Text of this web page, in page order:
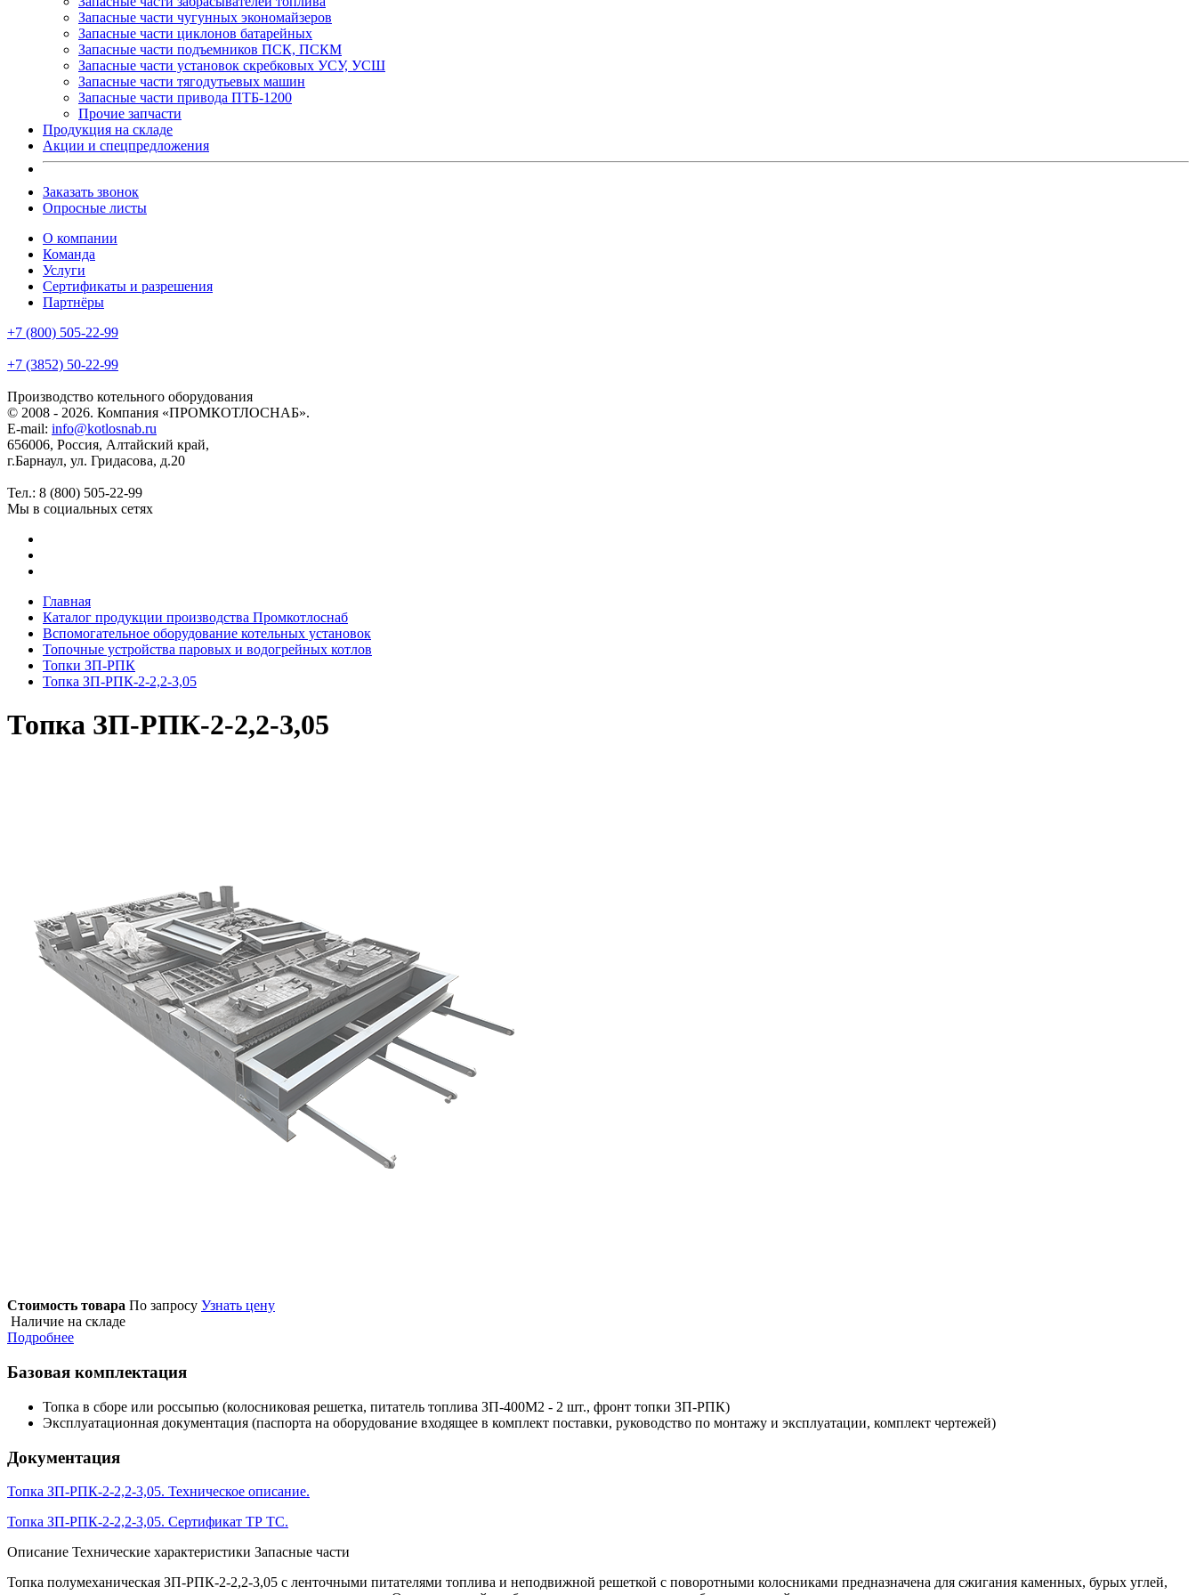
Запасные части чугунных экономайзеров
Запасные части циклонов батарейных
Запасные части подъемников ПСК, ПСКМ
Запасные части установок скребковых УСУ, УСШ
Запасные части тягодутьевых машин
Запасные части привода ПТБ-1200
Прочие запчасти
Продукция на складе
Акции и спецпредложения
Заказать звонок
Опросные листы
О компании
Команда
Услуги
Сертификаты и разрешения
Партнёры
+7 (800) 505-22-99
+7 (3852) 50-22-99
Производство котельного оборудования
© 2008 - 2026. Компания «ПРОМКОТЛОСНАБ».
E-mail: info@kotlosnab.ru
656006, Россия, Алтайский край,
г.Барнаул, ул. Гридасова, д.20
Тел.: 8 (800) 505-22-99
Мы в социальных сетях
Главная
Каталог продукции производства Промкотлоснаб
Вспомогательное оборудование котельных установок
Топочные устройства паровых и водогрейных котлов
Топки ЗП-РПК
Топка ЗП-РПК-2-2,2-3,05
Топка ЗП-РПК-2-2,2-3,05
Стоимость товара По запросу Узнать цену
Наличие на складе
Подробнее
Базовая комплектация
Топка в сборе или россыпью (колосниковая решетка, питатель топлива ЗП-400М2 - 2 шт., фронт топки ЗП-РПК)
Эксплуатационная документация (паспорта на оборудование входящее в комплект поставки, руководство по монтажу и эксплуатации, комплект чертежей)
Документация
Топка ЗП-РПК-2-2,2-3,05. Техническое описание.
Топка ЗП-РПК-2-2,2-3,05. Сертификат ТР ТС.
Описание Технические характеристики Запасные части
Топка полумеханическая ЗП-РПК-2-2,2-3,05 с ленточными питателями топлива и неподвижной решеткой с поворотными колосниками предназначена для сжигания каменных, бурых углей,